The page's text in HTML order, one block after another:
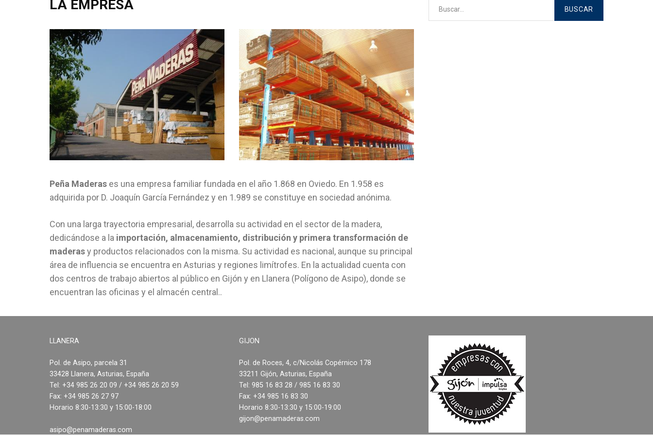
LA EMPRESA
Peña Maderas es una empresa familiar fundada en el año 1.868 en Oviedo. En 1.958 es
adquirida por D. Joaquín García Fernández y en 1.989 se constituye en sociedad anónima.
Con una larga trayectoria empresarial, desarrolla su actividad en el sector de la madera,
dedicándose a la importación, almacenamiento, distribución y primera transformación de
maderasy productos relacionados con la misma. Su actividad es nacional, aunque su principal
área de influencia se encuentra en Asturias y regiones limítrofes. En la actualidad cuenta con
dos centros de trabajo abiertos al público en Gijón y en Llanera (Polígono de Asipo), donde se
encuentran las oficinas y el almacén central..
LLANERA
Pol. de Asipo, parcela 31
33428 Llanera, Asturias, España
Tel: +34 985 26 20 09 / +34 985 26 20 59
Fax: +34 985 26 27 97
Horario 8:30-13:30 y 15:00-18:00
asipo@penamaderas.com
GIJON
Pol. de Roces, 4, c/Nicolás Copérnico 178
33211 Gijón, Asturias, España
Tel: 985 16 83 28 / 985 16 83 30
Fax: +34 985 16 83 30
Horario 8:30-13:30 y 15:00-19:00
gijon@penamaderas.com